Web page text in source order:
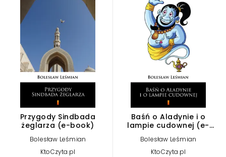
Przygody Sindbada
żeglarza (e-book)
Bolesław Leśmian
KtoCzyta.pl
Baśń o Aladynie i o
lampie cudownej (e-
book)
Bolesław Leśmian
KtoCzyta.pl